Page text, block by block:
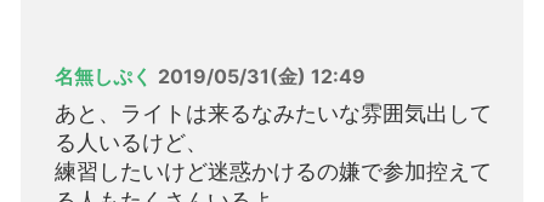
名無しぷく 2019/05/31(金) 12:49
あと、ライトは来るなみたいな雰囲気出して
る人いるけど、
練習したいけど迷惑かけるの嫌で参加控えて